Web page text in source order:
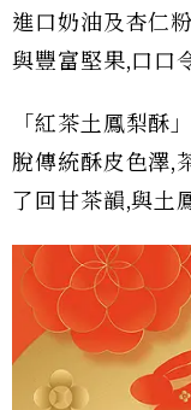
進口奶油及杏仁
與豐富堅果,口口
「紅茶土鳳梨酥
脫傳統酥皮色澤,
了回甘茶韻,與土